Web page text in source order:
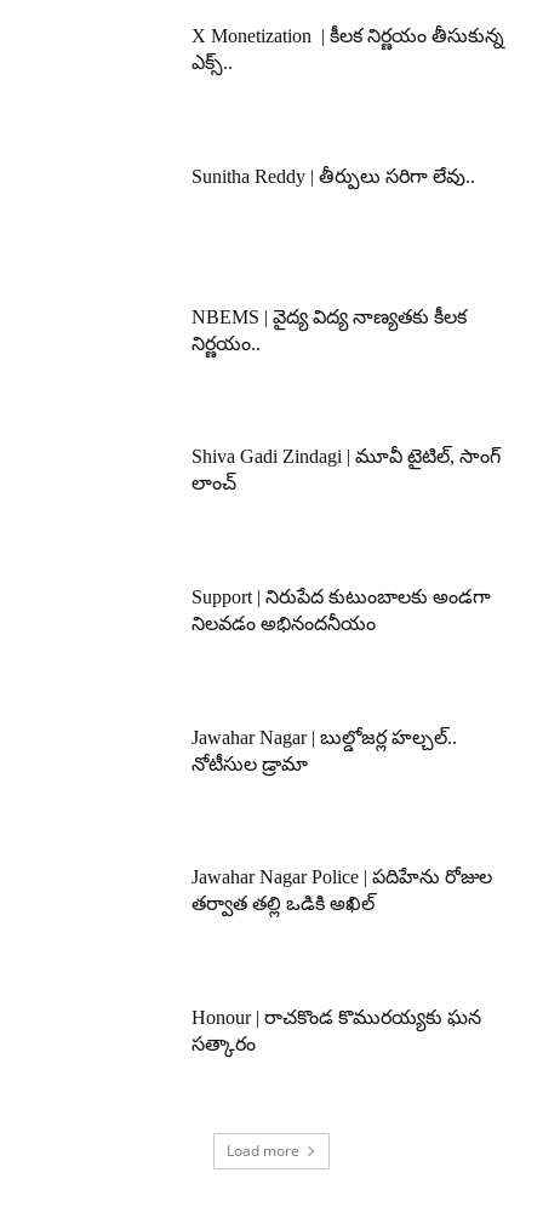
X Monetization | కీలక నిర్ణయం తీసుకున్న
ఎక్స్..
Sunitha Reddy | తీర్పులు సరిగా లేవు..
NBEMS | వైద్య విద్య నాణ్యతకు కీలక
నిర్ణయం..
Shiva Gadi Zindagi | మూవీ టైటిల్, సాంగ్
లాంచ్
Support | నిరుపేద కుటుంబాలకు అండగా
నిలవడం అభినందనీయం
Jawahar Nagar | బుల్డోజర్ల హల్చల్..
నోటీసుల డ్రామా
Jawahar Nagar Police | పదిహేను రోజుల
తర్వాత తల్లి ఒడికి అఖిల్
Honour | రాచకొండ కొమురయ్యకు ఘన
సత్కారం
Load more